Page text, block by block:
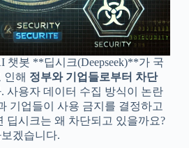
챗봇 **딥시크(Deepseek)**가 국
인해 정부와 기업들로부터 차단
사용자 데이터 수집 방식이 논란
기업들이 사용 금지를 결정하고
딥시크는 왜 차단되고 있을까요?
겠습니다.